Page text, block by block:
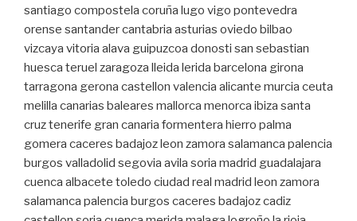
santiago compostela coruña lugo vigo pontevedra
orense santander cantabria asturias oviedo bilbao
vizcaya vitoria alava guipuzcoa donosti san sebastian
huesca teruel zaragoza lleida lerida barcelona girona
tarragona gerona castellon valencia alicante murcia ceuta
melilla canarias baleares mallorca menorca ibiza santa
cruz tenerife gran canaria formentera hierro palma
gomera caceres badajoz leon zamora salamanca palencia
burgos valladolid segovia avila soria madrid guadalajara
cuenca albacete toledo ciudad real madrid leon zamora
salamanca palencia burgos caceres badajoz cadiz